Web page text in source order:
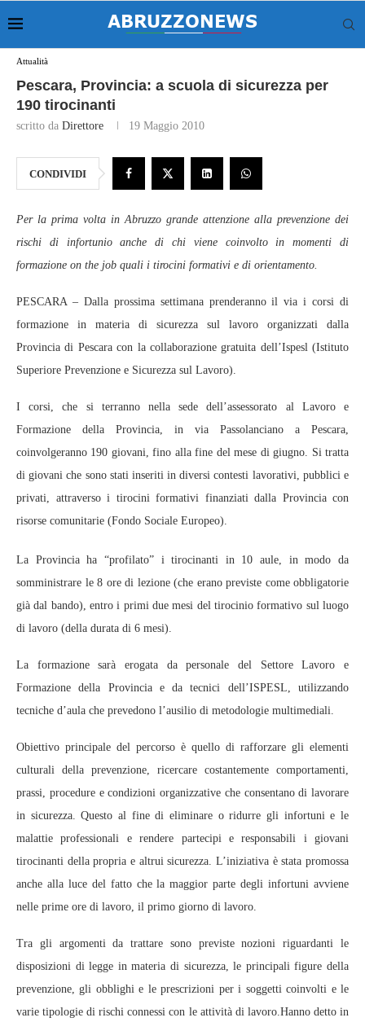
Attualità
Pescara, Provincia: a scuola di sicurezza per
190 tirocinanti
scritto da Direttore 19 Maggio 2010
CONDIVIDI
Per la prima volta in Abruzzo grande attenzione alla prevenzione dei
rischi di infortunio anche di chi viene coinvolto in momenti di
formazione on the job quali i tirocini formativi e di orientamento.
PESCARA – Dalla prossima settimana prenderanno il via i corsi di
formazione in materia di sicurezza sul lavoro organizzati dalla
Provincia di Pescara con la collaborazione gratuita dell’Ispesl (Istituto
Superiore Prevenzione e Sicurezza sul Lavoro).
I corsi, che si terranno nella sede dell’assessorato al Lavoro e
Formazione della Provincia, in via Passolanciano a Pescara,
coinvolgeranno 190 giovani, fino alla fine del mese di giugno. Si tratta
di giovani che sono stati inseriti in diversi contesti lavorativi, pubblici e
privati, attraverso i tirocini formativi finanziati dalla Provincia con
risorse comunitarie (Fondo Sociale Europeo).
La Provincia ha “profilato” i tirocinanti in 10 aule, in modo da
somministrare le 8 ore di lezione (che erano previste come obbligatorie
già dal bando), entro i primi due mesi del tirocinio formativo sul luogo
di lavoro (della durata di 6 mesi).
La formazione sarà erogata da personale del Settore Lavoro e
Formazione della Provincia e da tecnici dell’ISPESL, utilizzando
tecniche d’aula che prevedono l’ausilio di metodologie multimediali.
Obiettivo principale del percorso è quello di rafforzare gli elementi
culturali della prevenzione, ricercare costantemente comportamenti,
prassi, procedure e condizioni organizzative che consentano di lavorare
in sicurezza. Questo al fine di eliminare o ridurre gli infortuni e le
malattie professionali e rendere partecipi e responsabili i giovani
tirocinanti della propria e altrui sicurezza. L’iniziativa è stata promossa
anche alla luce del fatto che la maggior parte degli infortuni avviene
nelle prime ore di lavoro, il primo giorno di lavoro.
Tra gli argomenti da trattare sono previste nozioni riguardanti le
disposizioni di legge in materia di sicurezza, le principali figure della
prevenzione, gli obblighi e le prescrizioni per i soggetti coinvolti e le
varie tipologie di rischi connessi con le attività di lavoro.Hanno detto in